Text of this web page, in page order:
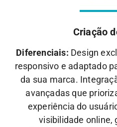
Criação
Diferenciais: Design
responsivo e adaptado
da sua marca.
avançadas que
experiência do
visibilidade online,